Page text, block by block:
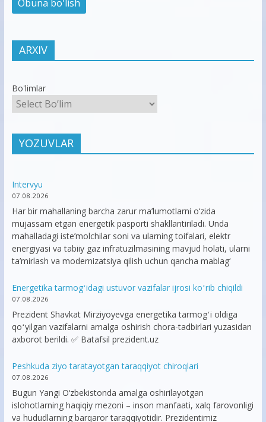
ARXIV
Bo'limlar
YOZUVLAR
Intervyu
07.08.2026
Har bir mahallaning barcha zarur ma’lumotlarni o‘zida
mujassam etgan energetik pasporti shakllantiriladi. Unda
mahalladagi iste’molchilar soni va ularning toifalari, elektr
energiyasi va tabiiy gaz infratuzilmasining mavjud holati, ularni
ta’mirlash va modernizatsiya qilish uchun qancha mablag‘
Energetika tarmogʻidagi ustuvor vazifalar ijrosi koʻrib chiqildi
07.08.2026
Prezident Shavkat Mirziyoyevga energetika tarmogʻi oldiga
qoʻyilgan vazifalarni amalga oshirish chora-tadbirlari yuzasidan
axborot berildi. ✅ Batafsil prezident.uz
Peshkuda ziyo taratayotgan taraqqiyot chiroqlari
07.08.2026
Bugun Yangi O‘zbekistonda amalga oshirilayotgan
islohotlarning haqiqiy mezoni – inson manfaati, xalq farovonligi
va hududlarning barqaror taraqqiyotidir. Prezidentimiz